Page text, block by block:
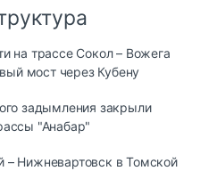
на трассе Сокол – Вожега
мост через Кубену
задымления закрыли
"Анабар"
– Нижневартовск в Томской